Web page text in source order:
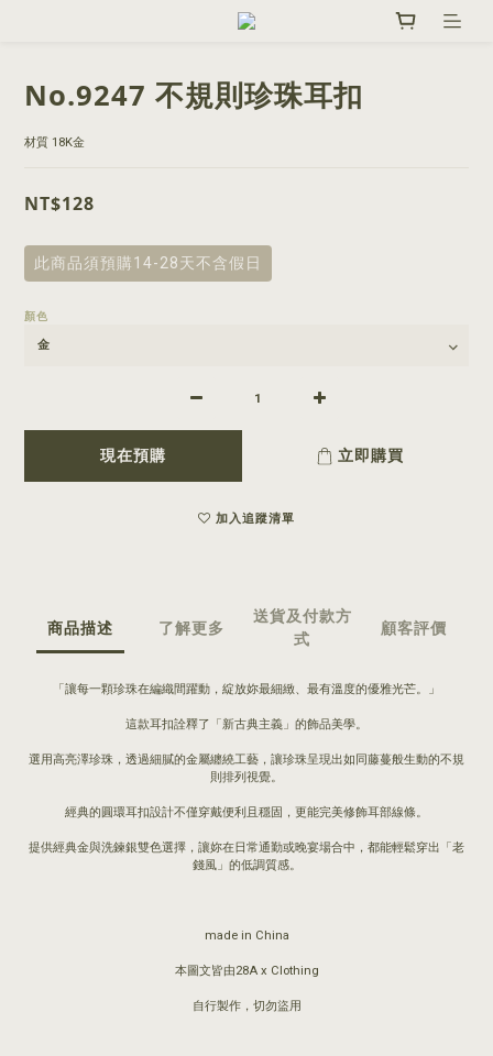
No.9247 不規則珍珠耳扣
材質 18K金
NT$128
此商品須預購14-28天不含假日
顏色
現在預購 立即購買
加入追蹤清單
商品描述 了解更多
送貨及付款方
式
顧客評價
「讓每一顆珍珠在編織間躍動，綻放妳最細緻、最有溫度的優雅光芒。」
這款耳扣詮釋了「新古典主義」的飾品美學。
選用高亮澤珍珠，透過細膩的金屬纏繞工藝，讓珍珠呈現出如同藤蔓般生動的不規
則排列視覺。
經典的圓環耳扣設計不僅穿戴便利且穩固，更能完美修飾耳部線條。
提供經典金與洗鍊銀雙色選擇，讓妳在日常通勤或晚宴場合中，都能輕鬆穿出「老
錢風」的低調質感。
made in China
本圖文皆由28A x Clothing
自行製作，切勿盜用